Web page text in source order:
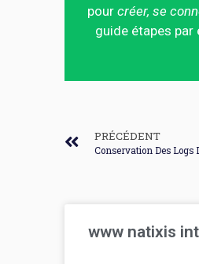
pourcréer, se
guide étapes
PRÉCÉDENT
Conservation Des Logs
www natixis